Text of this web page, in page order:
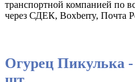
транспортной компанией по
через СДЕК, Boxberry, Почта
Огурец Пикулька